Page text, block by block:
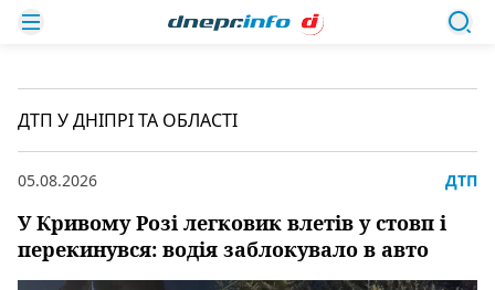
ДТП У ДНІПРІ ТА ОБЛАСТІ
У Кривому Розі легковик влетів у стовп і
перекинувся: водія заблокувало в авто
05.08.2026 ДТП